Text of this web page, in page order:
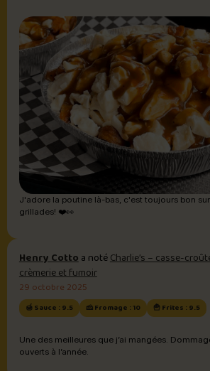
J'adore la poutine là-bas, c'est toujours bon
grillades! ❤️👀
Henry Cottoa notéCharlie’s – casse-
crèmerie et fumoir
29 octobre 2025
🍯 Sauce : 9.5 🧀 Fromage : 10 🍟 Frites : 9.5
Une des meilleures que j’ai mangées.
ouverts à l’année.